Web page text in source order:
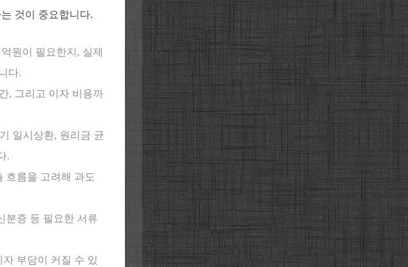
것이 중요합니다.
원이 필요한지, 실제
다.
, 그리고 이자 비용까
일시상환, 원리금 균
.
흐름을 고려해 과도
분증 등 필요한 서류
부담이 커질 수 있